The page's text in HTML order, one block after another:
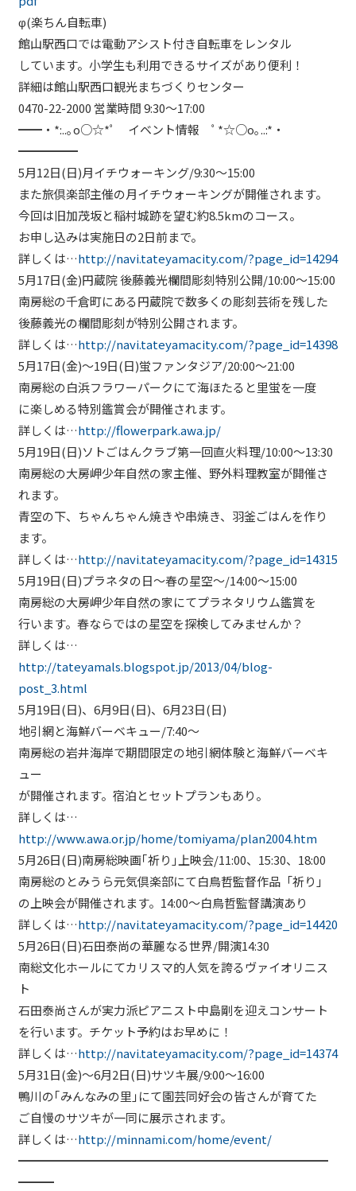
φ(楽ちん自転車)
館山駅西口では電動アシスト付き自転車をレンタル
しています。小学生も利用できるサイズがあり便利！
詳細は館山駅西口観光まちづくりセンター
0470-22-2000 営業時間 9:30～17:00
━━・*:..｡o○☆*ﾟ イベント情報 ﾟ*☆○o｡..:*・
━━━━━
5月12日(日)月イチウォーキング/9:30～15:00
また旅倶楽部主催の月イチウォーキングが開催されます。
今回は旧加茂坂と稲村城跡を望む約8.5kmのコース。
お申し込みは実施日の2日前まで。
詳しくは…http://navi.tateyamacity.com/?page_id=14294
5月17日(金)円蔵院 後藤義光欄間彫刻特別公開/10:00～15:00
南房総の千倉町にある円蔵院で数多くの彫刻芸術を残した
後藤義光の欄間彫刻が特別公開されます。
詳しくは…http://navi.tateyamacity.com/?page_id=14398
5月17日(金)～19日(日)蛍ファンタジア/20:00～21:00
南房総の白浜フラワーパークにて海ほたると里蛍を一度
に楽しめる特別鑑賞会が開催されます。
詳しくは…http://flowerpark.awa.jp/
5月19日(日)ソトごはんクラブ第一回直火料理/10:00～13:30
南房総の大房岬少年自然の家主催、野外料理教室が開催さ
れます。
青空の下、ちゃんちゃん焼きや串焼き、羽釜ごはんを作り
ます。
詳しくは…http://navi.tateyamacity.com/?page_id=14315
5月19日(日)プラネタの日～春の星空～/14:00～15:00
南房総の大房岬少年自然の家にてプラネタリウム鑑賞を
行います。春ならではの星空を探検してみませんか？
詳しくは…
http://tateyamals.blogspot.jp/2013/04/blog-
post_3.html
5月19日(日)、6月9日(日)、6月23日(日)
地引網と海鮮バーベキュー/7:40～
南房総の岩井海岸で期間限定の地引網体験と海鮮バーベキ
ュー
が開催されます。宿泊とセットプランもあり。
詳しくは…
http://www.awa.or.jp/home/tomiyama/plan2004.htm
5月26日(日)南房総映画｢祈り｣上映会/11:00、15:30、18:00
南房総のとみうら元気倶楽部にて白鳥哲監督作品「祈り」
の上映会が開催されます。14:00～白鳥哲監督講演あり
詳しくは…http://navi.tateyamacity.com/?page_id=14420
5月26日(日)石田泰尚の華麗なる世界/開演14:30
南総文化ホールにてカリスマ的人気を誇るヴァイオリニス
ト
石田泰尚さんが実力派ピアニスト中島剛を迎えコンサート
を行います。チケット予約はお早めに！
詳しくは…http://navi.tateyamacity.com/?page_id=14374
5月31日(金)～6月2日(日)サツキ展/9:00～16:00
鴨川の｢みんなみの里｣にて園芸同好会の皆さんが育てた
ご自慢のサツキが一同に展示されます。
詳しくは…http://minnami.com/home/event/
━━━━━━━━━━━━━━━━━━━━━━━━━━
━━━